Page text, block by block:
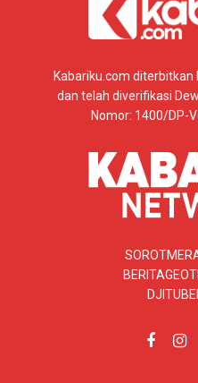
Kabariku.com diterbitkan
dan telah diverifikasi
Nomor: 1400/DP-